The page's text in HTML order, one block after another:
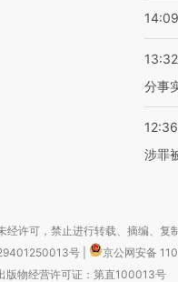
14:09
13:32
分事
12:36
涉罪
许可，禁止进行转载、摘编、复
号
京公网安备
版物经营许可证：第直100013号